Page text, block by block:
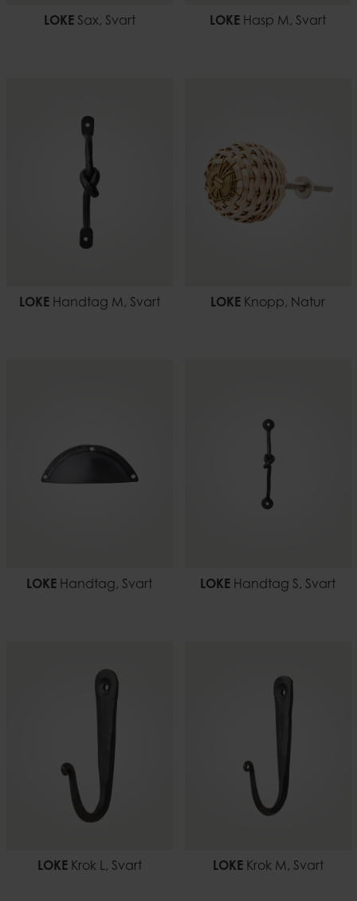
LOKESax, Svart LOKE Hasp M, Svart
LOKEHandtag M, Svart LOKE Knopp, Natur
LOKE Handtag, Svart LOKE Handtag S, Svart
LOKEKrok L, Svart LOKEKrok M, Svart